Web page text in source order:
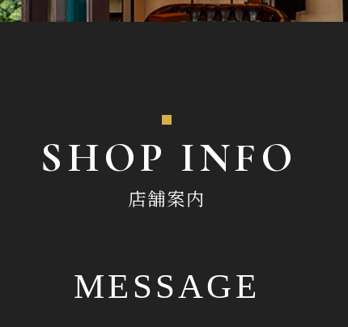
SHOP INFO
店舗案内
MESSAGE